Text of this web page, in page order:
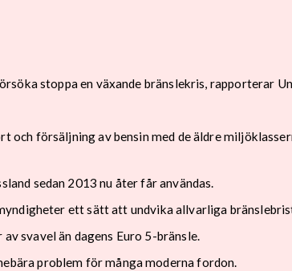
stoppa en växande bränslekris, rapporterar
försäljning av bensin med de äldre
sedan 2013 nu åter får användas.
ett sätt att undvika allvarliga
svavel än dagens Euro 5-bränsle.
problem för många moderna fordon.